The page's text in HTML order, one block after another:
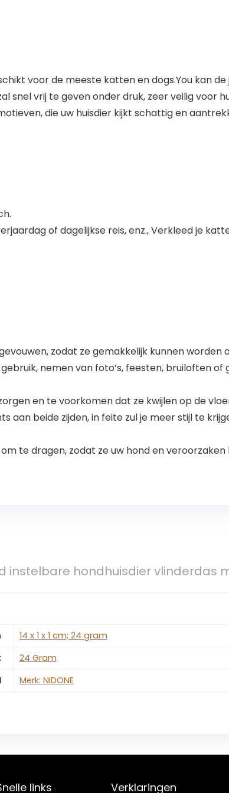
voor de meeste katten en dogs.You kan
snel vrij te geven onder druk, zeer veilig voor
die uw huisdier kijkt schattig en
of dagelijkse reis, enz., Verkleed je
zodat ze gemakkelijk kunnen
nemen van foto’s, feesten, bruiloften
en te voorkomen dat ze kwijlen op de
aan beide zijden, in feite zul je meer stijl te
te dragen, zodat ze uw hond en
instelbare hondhuisdier vlinderdas
‎14 x 1 x 1 cm; 24 gram
‎24 Gram
Merk: NIDONE
links Verklaringen